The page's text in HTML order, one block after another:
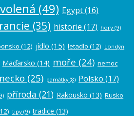
(49) Egypt(16)
(35) historie (17) hory (9)
(12) jídlo (15) letadlo (12) Londýn
Maďarsko (14) moře (24) nemoc
(25) památky(8) Polsko (17)
příroda (21) Rakousko (13) Rusko
tipy (9) tradice (13)